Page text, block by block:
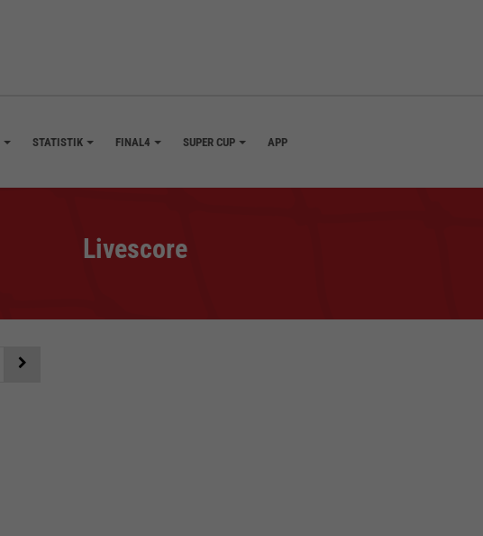
STATISTIK FINAL4 SUPER CUP APP
Livescore